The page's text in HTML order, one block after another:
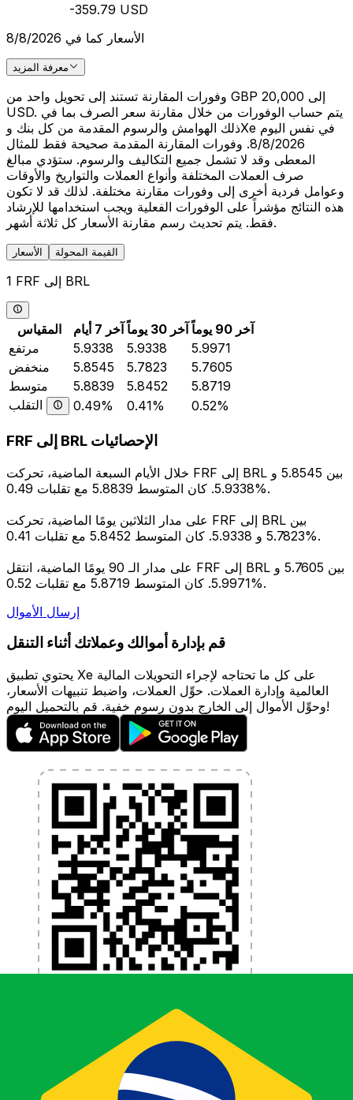
-359.79 USD
الأسعار كما في 8/8/2026
معرفة المزيد
وفورات المقارنة تستند إلى تحويل واحد من GBP 20,000 إلى
USD. يتم حساب الوفورات من خلال مقارنة سعر الصرف بما في
ذلك الهوامش والرسوم المقدمة من كل بنك وXe في نفس اليوم
8/8/2026. وفورات المقارنة المقدمة صحيحة فقط للمثال
المعطى وقد لا تشمل جميع التكاليف والرسوم. ستؤدي مبالغ
صرف العملات المختلفة وأنواع العملات والتواريخ والأوقات
وعوامل فردية أخرى إلى وفورات مقارنة مختلفة. لذلك قد لا تكون
هذه النتائج مؤشراً على الوفورات الفعلية ويجب استخدامها للإرشاد
فقط. يتم تحديث رسم مقارنة الأسعار كل ثلاثة أشهر.
الأسعار القيمة المحولة
1 FRF إلى BRL
المقياس آخر 7 أيام آخر 30 يوماً
آخر 90 يوماً
مرتفع
5.9338 5.9338
5.9971
منخفض
5.8545 5.7823
5.7605
متوسط
5.8839 5.8452
5.8719
التقلب
0.49% 0.41% 0.52%
FRF إلى BRL الإحصائيات
خلال الأيام السبعة الماضية، تحركت FRF إلى BRL بين 5.8545 و
5.9338. كان المتوسط 5.8839 مع تقلبات 0.49%.
على مدار الثلاثين يومًا الماضية، تحركت FRF إلى BRL بين
5.7823 و 5.9338. كان المتوسط 5.8452 مع تقلبات 0.41%.
على مدار الـ 90 يومًا الماضية، انتقل FRF إلى BRL بين 5.7605 و
5.9971. كان المتوسط 5.8719 مع تقلبات 0.52%.
إرسال الأموال
قم بإدارة أموالك وعملاتك أثناء التنقل
يحتوي تطبيق Xe على كل ما تحتاجه لإجراء التحويلات المالية
العالمية وإدارة العملات. حوِّل العملات، واضبط تنبيهات الأسعار،
وحوِّل الأموال إلى الخارج بدون رسوم خفية. قم بالتحميل اليوم!